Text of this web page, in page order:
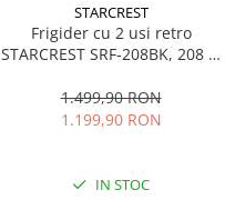
STARCREST
Frigider cu 2 usi retro
STARCREST SRF-208BK, 208 L,
Iluminare LED, Termostat
Reglabil, H 147 cm, Negru
1.499,90 RON
1.199,90 RON
IN STOC